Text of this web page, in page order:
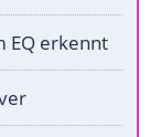
EQ erkennt